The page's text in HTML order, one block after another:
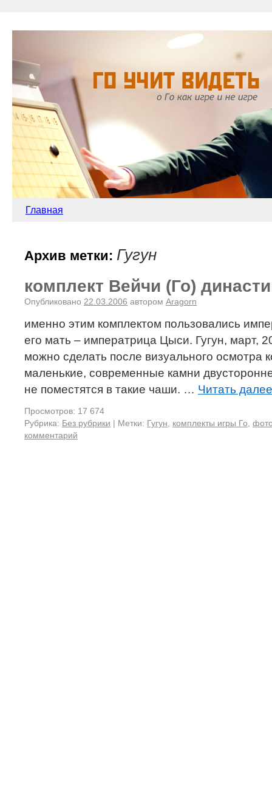
Главная
Архив метки: Гугун
комплект Вейчи (Го)
Опубликовано 22.03.2006 автором Aragorn
именно этим комплектом пользовались
его мать – императрица Цыси. Гугун, март,
можно сделать после визуального осмотра
маленькие, современные камни
не поместятся в такие чаши. … Читать
Просмотров: 17 674
Рубрика: Без рубрики | Метки: Гугун комплекты игры Го
комментарий